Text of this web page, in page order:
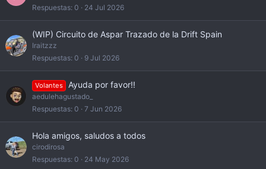
Respuestas 0 24 Jul 2026
(WIP) Circuito de Aspar Trazado de la Drift Spain
Iraitzzz
Respuestas 0 9 Jul 2026
Volantes Ayuda por favor!!
aedulehagustado_
Respuestas 0 7 Jun 2026
Hola amigos, saludos a todos
cirodirosa
Respuestas 0 24 May 2026